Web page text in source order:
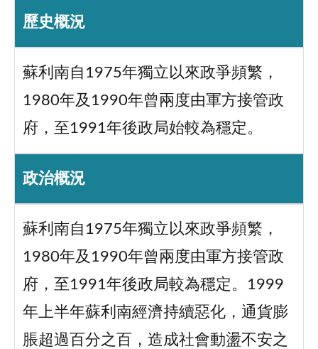
歷史概況
蘇利南自1975年獨立以來政爭頻繁，
1980年及1990年曾兩度由軍方接管政
府，至1991年後政局始較為穩定。
政治概況
蘇利南自1975年獨立以來政爭頻繁，
1980年及1990年曾兩度由軍方接管政
府，至1991年後政局較為穩定。1999
年上半年蘇利南經濟持續惡化，通貨膨
脹超過百分之百，造成社會動盪不安之